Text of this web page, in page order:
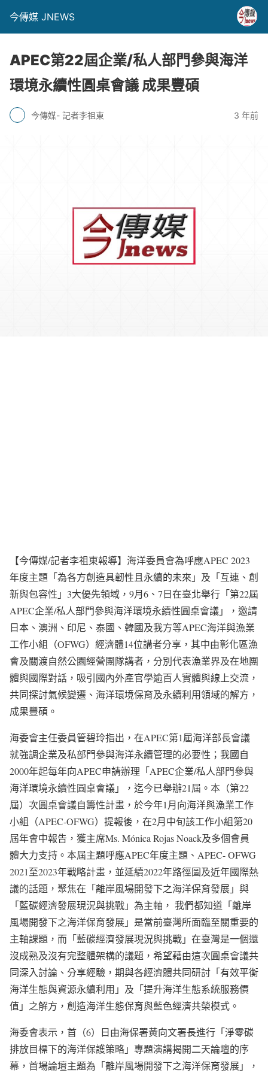
今傳媒 JNEWS
APEC第22屆企業/私人部門參與海洋
環境永續性圓桌會議 成果豐碩
今傳媒- 記者李祖東 3 年前
【今傳媒/記者李祖東報導】海洋委員會為呼應APEC 2023
年度主題「為各方創造具韌性且永續的未來」及「互連、創
新與包容性」3大優先領域，9月6、7日在臺北舉行「第22屆
APEC企業/私人部門參與海洋環境永續性圓桌會議」，邀請
日本、澳洲、印尼、泰國、韓國及我方等APEC海洋與漁業
工作小組（OFWG）經濟體14位講者分享，其中由彰化區漁
會及關渡自然公園經營團隊講者，分別代表漁業界及在地團
體與國際對話，吸引國內外產官學逾百人實體與線上交流，
共同探討氣候變遷、海洋環境保育及永續利用領域的解方，
成果豐碩。
海委會主任委員管碧玲指出，在APEC第1屆海洋部長會議
就強調企業及私部門參與海洋永續管理的必要性；我國自
2000年起每年向APEC申請辦理「APEC企業/私人部門參與
海洋環境永續性圓桌會議」，迄今已舉辦21屆。本（第22
屆）次圓桌會議自籌性計畫，於今年1月向海洋與漁業工作
小組（APEC-OFWG）提報後，在2月中旬該工作小組第20
屆年會中報告，獲主席Ms. Mónica Rojas Noack及多個會員
體大力支持。本屆主題呼應APEC年度主題、APEC- OFWG
2021至2023年戰略計畫，並延續2022年路徑圖及近年國際熱
議的話題，聚焦在「離岸風場開發下之海洋保育發展」與
「藍碳經濟發展現況與挑戰」為主軸， 我們都知道「離岸
風場開發下之海洋保育發展」是當前臺灣所面臨至關重要的
主軸課題，而「藍碳經濟發展現況與挑戰」在臺灣是一個還
沒成熟及沒有完整體架構的議題，希望藉由這次圓桌會議共
同深入討論、分享經驗，期與各經濟體共同研討「有效平衡
海洋生態與資源永續利用」及「提升海洋生態系統服務價
值」之解方，創造海洋生態保育與藍色經濟共榮模式。
海委會表示，首（6）日由海保署黃向文署長進行「淨零碳
排放目標下的海洋保護策略」專題演講揭開二天論壇的序
幕，首場論壇主題為「離岸風場開發下之海洋保育發展」，